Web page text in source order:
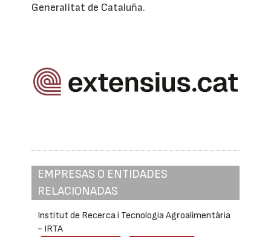
Generalitat de Cataluña.
EMPRESAS O ENTIDADES
RELACIONADAS
Institut de Recerca i Tecnologia Agroalimentària
- IRTA